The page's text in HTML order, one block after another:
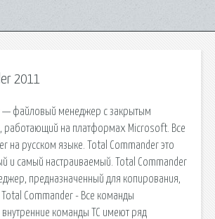
2011
— файловый менеджер с закрытым
работающий на платформах Microsoft. Все
на русском языке. Total Commander это
и самый настраиваемый. Total Commander
предназначенный для копирования,
Commander - Все команды
команды TC имеют ряд